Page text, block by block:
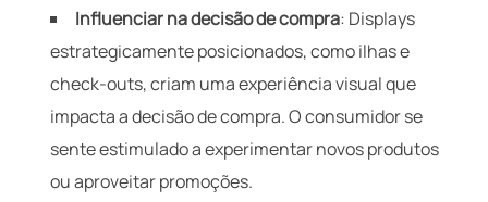
Influenciar na decisão de compra: Displays
estrategicamente posicionados, como ilhas e
check-outs, criam uma experiência visual que
impacta a decisão de compra. O consumidor se
sente estimulado a experimentar novos produtos
ou aproveitar promoções.